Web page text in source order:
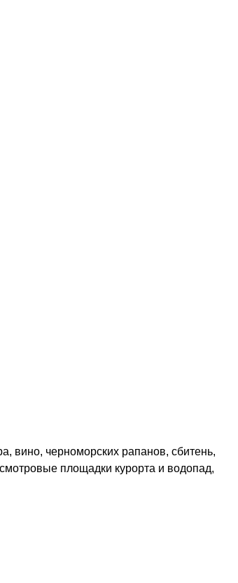
вино, черноморских рапанов, сбитень,
площадки курорта и водопад,